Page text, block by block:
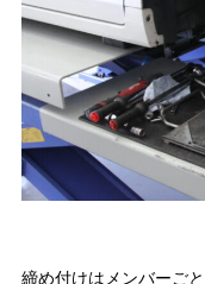
締め付けはメンバーご